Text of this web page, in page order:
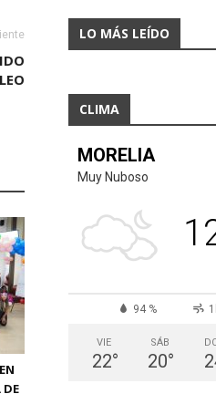
DE
LO MÁS LEÍDO
CLIMA
MORELIA
Muy Nuboso
94 %
VIE
22°
SÁB
20°